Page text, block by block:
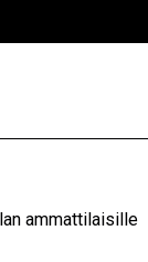
ammattilaisille